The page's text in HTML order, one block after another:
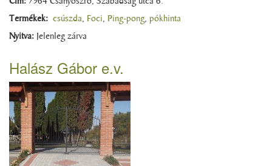
Termékek: csúszda, Foci, Ping-pong, pókhinta
Nyitva: Jelenleg zárva
Halász Gábor e.v.